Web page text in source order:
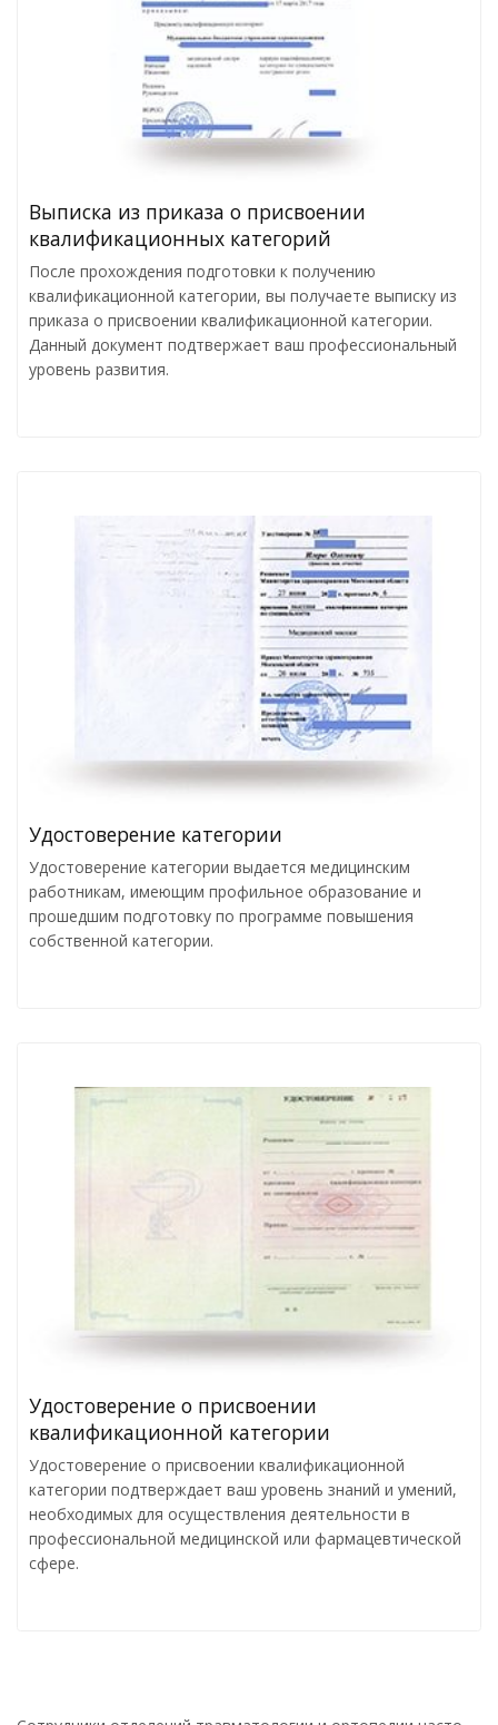
Выписка из приказа о присвоении
квалификационных категорий
После прохождения подготовки к получению
квалификационной категории, вы получаете выписку из
приказа о присвоении квалификационной категории.
Данный документ подтвержает ваш профессиональный
уровень развития.
Удостоверение категории
Удостоверение категории выдается медицинским
работникам, имеющим профильное образование и
прошедшим подготовку по программе повышения
собственной категории.
Удостоверение о присвоении
квалификационной категории
Удостоверение о присвоении квалификационной
категории подтверждает ваш уровень знаний и умений,
необходимых для осуществления деятельности в
профессиональной медицинской или фармацевтической
сфере.